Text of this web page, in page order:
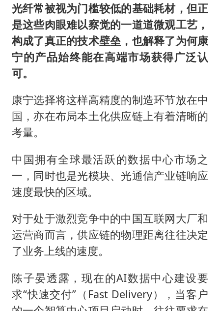
光纤常被视为门槛较低的基础耗材，但正
是这些肉眼难以察觉的一道道微观工艺，
构成了真正的技术壁垒，也解释了为何康
宁的产品始终能在高端市场获得广泛认
可。
康宁选择将这样高精度的制造环节放在中
国，亦在布局本土化供应链上有着清晰的
考量。
中国拥有全球最活跃的数据中心市场之
一，同时也是光模块、光通信产业链响应
速度最快的区域。
对于处于激烈竞争中的中国互联网大厂和
运营商而言，供应链的物理距离往往决定
了业务上线的速度。
陈子晏透露，现在的AI数据中心建设要
求“快速交付”（Fast Delivery），当客户